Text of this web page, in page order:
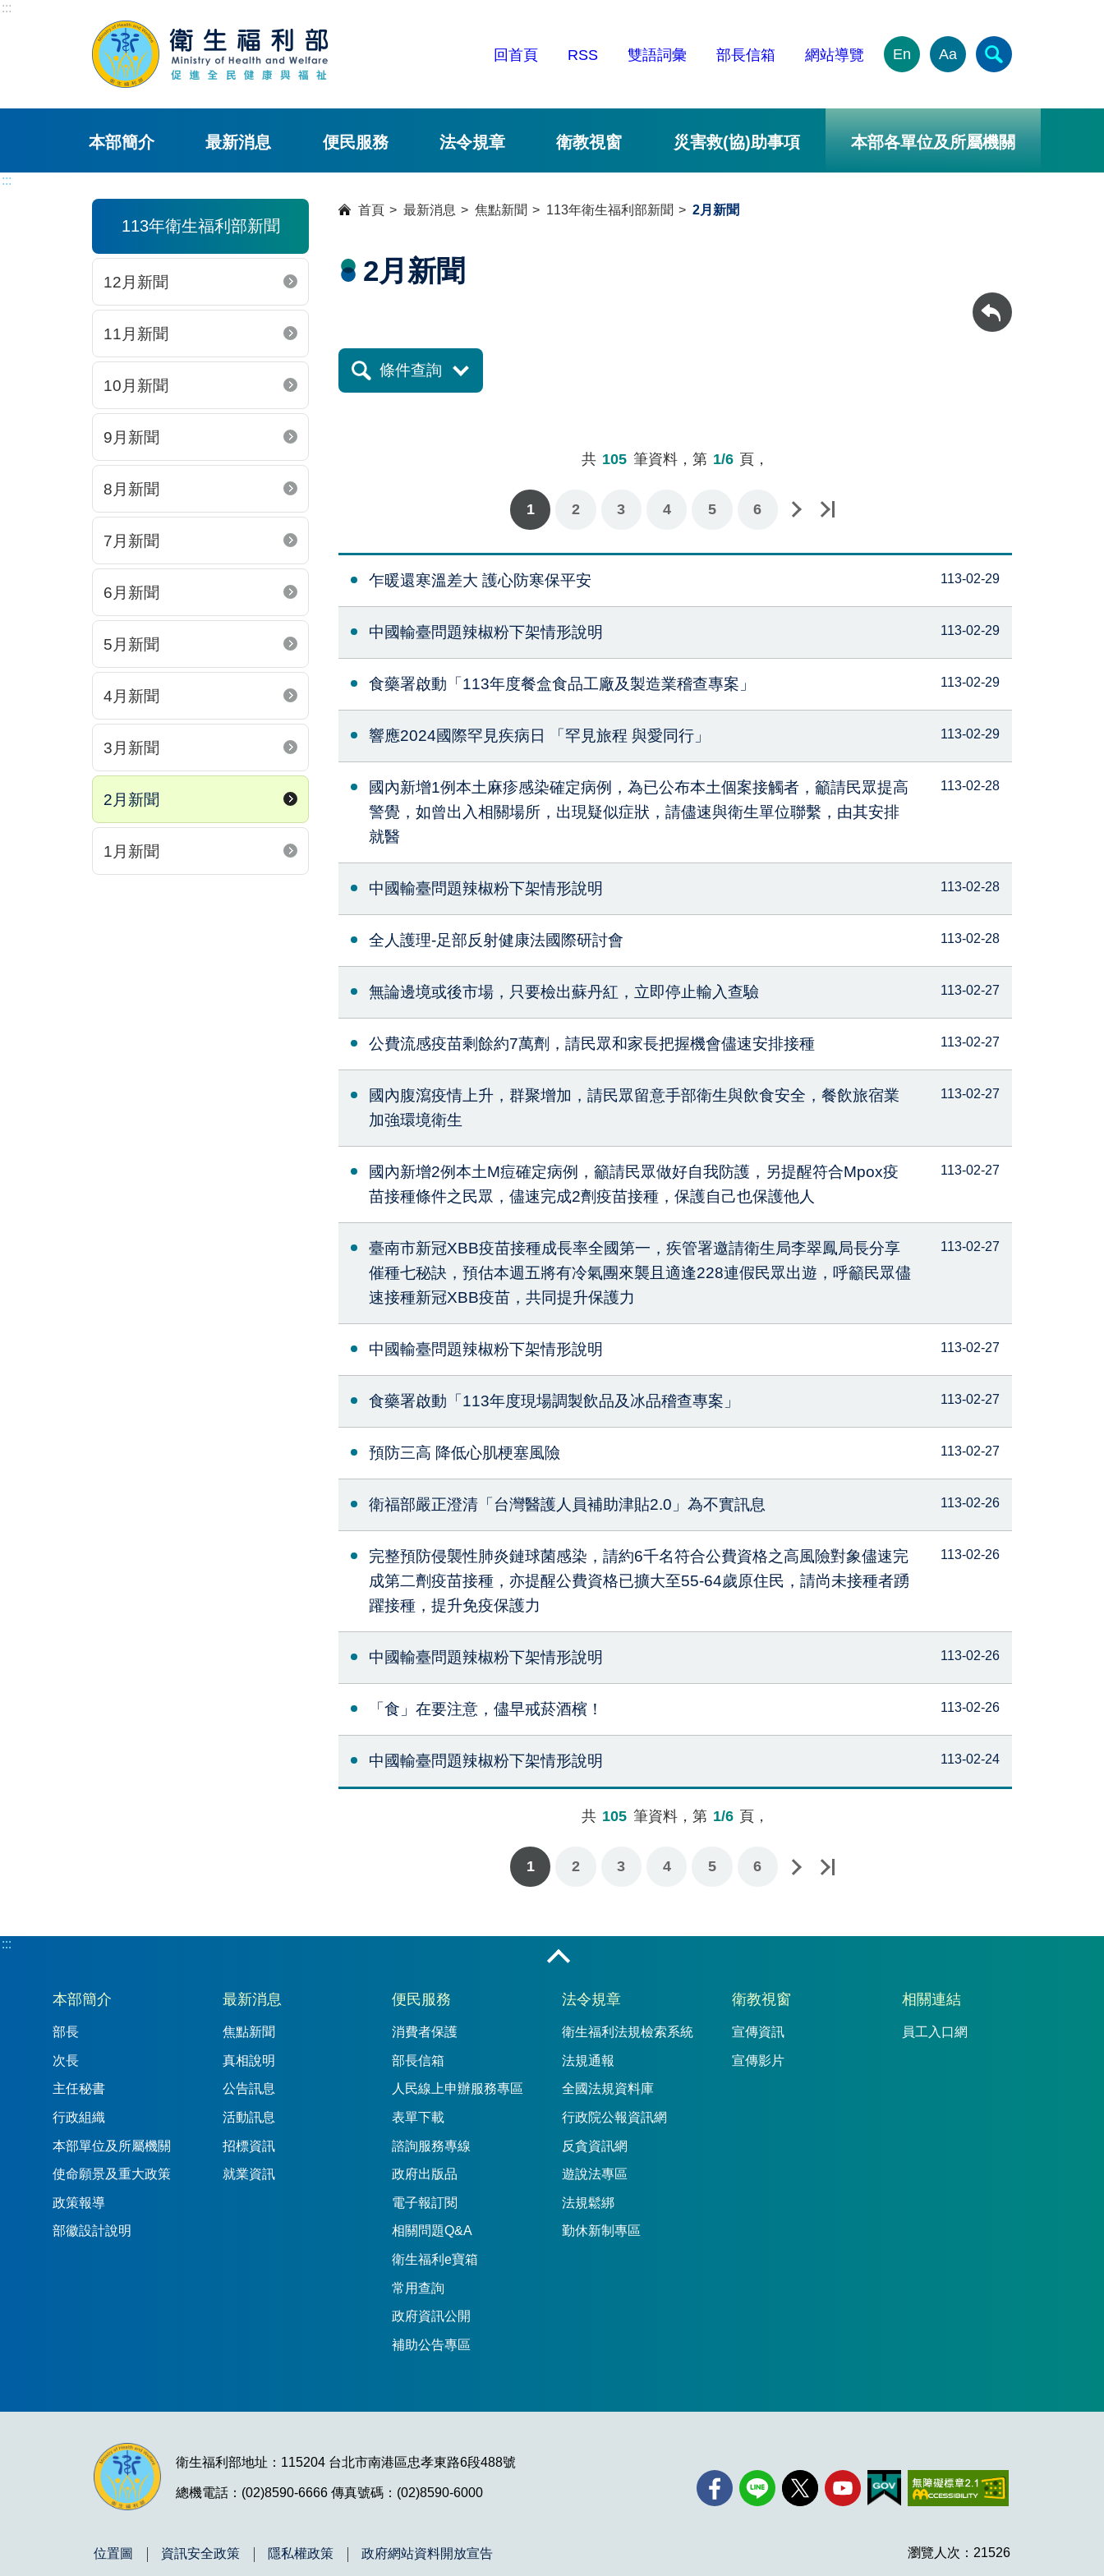
:::
回首頁 RSS 雙語詞彙 部長信箱 網站導覽 En Aa
本部簡介 最新消息 便民服務 法令規章 衛教視窗 災害救(協)助事項 本部各單位及所屬機關
:::
113年衛生福利部新聞
12月新聞
11月新聞
10月新聞
9月新聞
8月新聞
7月新聞
6月新聞
5月新聞
4月新聞
3月新聞
2月新聞
1月新聞
首頁 最新消息 焦點新聞 113年衛生福利部新聞 2月新聞
2月新聞
回上一頁
條件查詢
共 105 筆資料，第 1/6 頁，
1 2 3 4 5 6
下一頁最後一頁
乍暖還寒溫差大 護心防寒保平安 113-02-29
中國輸臺問題辣椒粉下架情形說明 113-02-29
食藥署啟動「113年度餐盒食品工廠及製造業稽查專案」 113-02-29
響應2024國際罕見疾病日 「罕見旅程 與愛同行」 113-02-29
國內新增1例本土麻疹感染確定病例，為已公布本土個案接觸者，籲請民眾提高
警覺，如曾出入相關場所，出現疑似症狀，請儘速與衛生單位聯繫，由其安排
就醫
113-02-28
中國輸臺問題辣椒粉下架情形說明 113-02-28
全人護理-足部反射健康法國際研討會 113-02-28
無論邊境或後市場，只要檢出蘇丹紅，立即停止輸入查驗 113-02-27
公費流感疫苗剩餘約7萬劑，請民眾和家長把握機會儘速安排接種 113-02-27
國內腹瀉疫情上升，群聚增加，請民眾留意手部衛生與飲食安全，餐飲旅宿業
加強環境衛生
113-02-27
國內新增2例本土M痘確定病例，籲請民眾做好自我防護，另提醒符合Mpox疫
苗接種條件之民眾，儘速完成2劑疫苗接種，保護自己也保護他人
113-02-27
臺南市新冠XBB疫苗接種成長率全國第一，疾管署邀請衛生局李翠鳳局長分享
催種七秘訣，預估本週五將有冷氣團來襲且適逢228連假民眾出遊，呼籲民眾儘
速接種新冠XBB疫苗，共同提升保護力
113-02-27
中國輸臺問題辣椒粉下架情形說明 113-02-27
食藥署啟動「113年度現場調製飲品及冰品稽查專案」 113-02-27
預防三高 降低心肌梗塞風險 113-02-27
衛福部嚴正澄清「台灣醫護人員補助津貼2.0」為不實訊息 113-02-26
完整預防侵襲性肺炎鏈球菌感染，請約6千名符合公費資格之高風險對象儘速完
成第二劑疫苗接種，亦提醒公費資格已擴大至55-64歲原住民，請尚未接種者踴
躍接種，提升免疫保護力
113-02-26
中國輸臺問題辣椒粉下架情形說明 113-02-26
「食」在要注意，儘早戒菸酒檳！ 113-02-26
中國輸臺問題辣椒粉下架情形說明 113-02-24
共 105 筆資料，第 1/6 頁，
1 2 3 4 5 6
下一頁最後一頁
:::
:::
本部簡介
部長
次長
主任秘書
行政組織
本部單位及所屬機關
使命願景及重大政策
政策報導
部徽設計說明
最新消息
焦點新聞
真相說明
公告訊息
活動訊息
招標資訊
就業資訊
便民服務
消費者保護
部長信箱
人民線上申辦服務專區
表單下載
諮詢服務專線
政府出版品
電子報訂閱
相關問題Q&A
衛生福利e寶箱
常用查詢
政府資訊公開
補助公告專區
法令規章
衛生福利法規檢索系統
法規通報
全國法規資料庫
行政院公報資訊網
反貪資訊網
遊說法專區
法規鬆綁
勤休新制專區
衛教視窗
宣傳資訊
宣傳影片
相關連結
員工入口網
衛生福利部地址：115204 台北市南港區忠孝東路6段488號
總機電話：(02)8590-6666 傳真號碼：(02)8590-6000
位置圖 資訊安全政策 隱私權政策 政府網站資料開放宣告 瀏覽人次：21526